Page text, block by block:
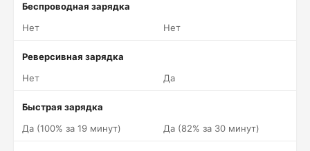
Беспроводная зарядка
Нет
Нет
Реверсивная зарядка
Нет
Да
Быстрая зарядка
Да (100% за 19 минут)
Да (82% за 30 минут)